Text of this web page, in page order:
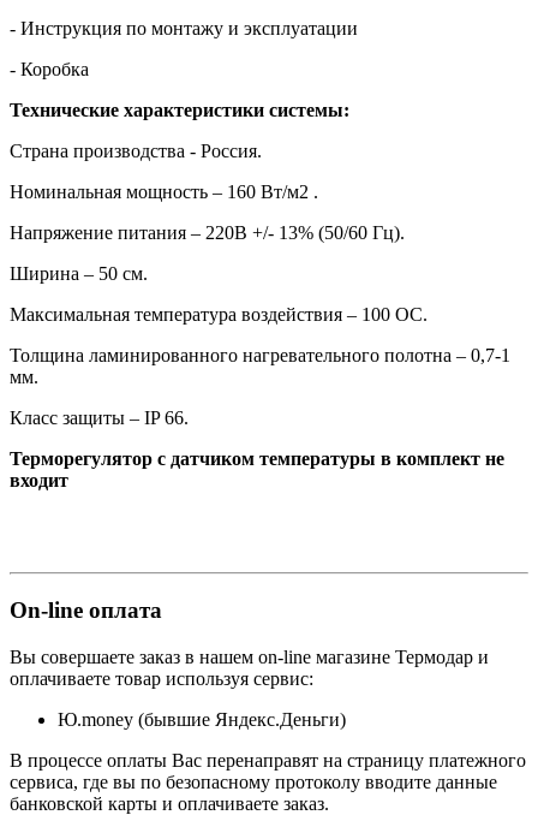
- Инструкция по монтажу и эксплуатации
- Коробка
Технические характеристики системы:
Страна производства - Россия.
Номинальная мощность – 160 Вт/м2 .
Напряжение питания – 220В +/- 13% (50/60 Гц).
Ширина – 50 см.
Максимальная температура воздействия – 100 OС.
Толщина ламинированного нагревательного полотна – 0,7-1
мм.
Класс защиты – IP 66.
Терморегулятор с датчиком температуры в комплект не
входит
On-line оплата
Вы совершаете заказ в нашем on-line магазине Термодар и
оплачиваете товар используя сервис:
Ю.money (бывшие Яндекс.Деньги)
В процессе оплаты Вас перенаправят на страницу платежного
сервиса, где вы по безопасному протоколу вводите данные
банковской карты и оплачиваете заказ.